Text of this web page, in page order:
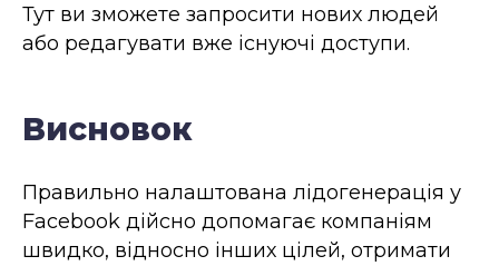
Тут ви зможете запросити нових людей
або редагувати вже існуючі доступи.
Висновок
Правильно налаштована лідогенерація у
Facebook дійсно допомагає компаніям
швидко, відносно інших цілей, отримати